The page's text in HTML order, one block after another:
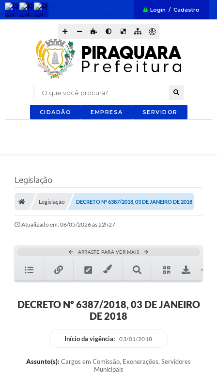
Login / Cadastro
O que você procura?
CIDADÃO EMPRESA SERVIDOR
Legislação
Legislação DECRETO Nº 6387/2018, 03 DE JANEIRO DE 2018
Atualizado em: 06/05/2026 às 22h27
ARRASTE PARA VER MAIS
DECRETO Nº 6387/2018, 03 DE JANEIRO
DE 2018
Início da vigência: 03/01/2018
Assunto(s): Cargos em Comissão, Exonerações, Servidores
Municipais